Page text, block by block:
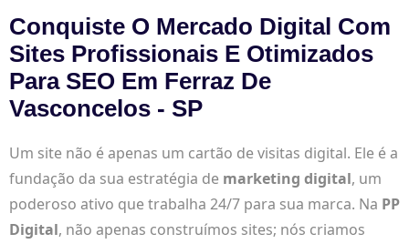
Conquiste O Mercado Digital Com
Sites Profissionais E Otimizados
Para SEO Em Ferraz De
Vasconcelos - SP
Um site não é apenas um cartão de visitas digital. Ele é a
fundação da sua estratégia de marketing digital, um
poderoso ativo que trabalha 24/7 para sua marca. Na PP
Digital, não apenas construímos sites; nós criamos